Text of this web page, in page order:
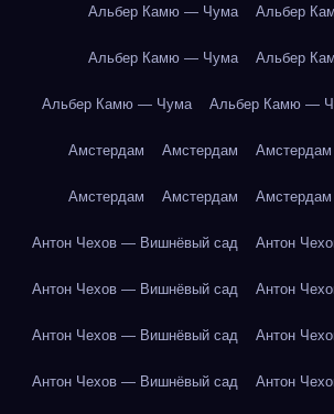
Альбер Камю — Чума Альбер
Альбер Камю — Чума Альбер
Альбер Камю — Чума Альбер Камю —
Амстердам Амстердам Амстердам
Амстердам Амстердам Амстердам
Антон Чехов — Вишнёвый сад Антон
Антон Чехов — Вишнёвый сад Антон
Антон Чехов — Вишнёвый сад Антон
Антон Чехов — Вишнёвый сад Антон